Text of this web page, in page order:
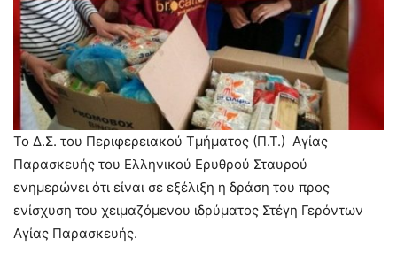
Το Δ.Σ. του Περιφερειακού Τμήματος (Π.Τ.) Αγίας
Παρασκευής του Ελληνικού Ερυθρού Σταυρού
ενημερώνει ότι είναι σε εξέλιξη η δράση του προς
ενίσχυση του χειμαζόμενου ιδρύματος Στέγη Γερόντων
Αγίας Παρασκευής.